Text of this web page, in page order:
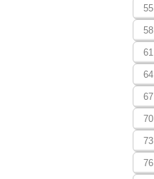
55
58
61
64
67
70
73
76